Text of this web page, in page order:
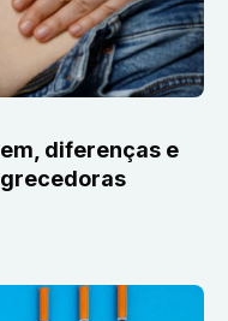
diferenças e